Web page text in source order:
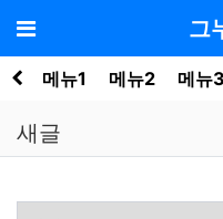
메뉴 그
메뉴1 메뉴2 메뉴3
새글